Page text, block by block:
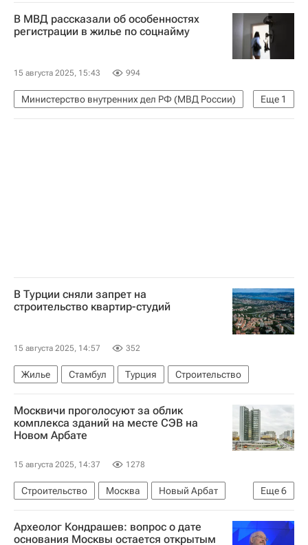
В МВД рассказали об особенностях
регистрации в жилье по соцнайму
15 августа 2025, 15:43 994
Еще 1
Министерство внутренних дел РФ (МВД России)
Жилье
В Турции сняли запрет на
строительство квартир-студий
15 августа 2025, 14:57 352
Жилье Стамбул Турция Строительство
Москвичи проголосуют за облик
комплекса зданий на месте СЭВ на
Новом Арбате
15 августа 2025, 14:37 1278
Еще6
Строительство Москва
Новый Арбат
Владимир Ефимов (Правительство Москвы)
Год Нисанов
Зарах Илиев
Археолог Кондрашев: вопрос о дате
основания Москвы остается открытым